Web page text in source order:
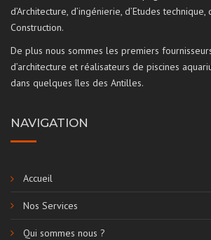
d’Architecture, d’ingénierie, d’Etudes
Construction.
De plus nous sommes les premiers
d’architecture et réalisateurs de piscines
dans quelques îles des Antilles.
NAVIGATION
Accueil
Nos Services
Qui sommes nous ?